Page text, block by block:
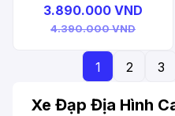
3.890.000 VND
4.390.000 VND
1 2 3
Xe Đạp Địa Hình